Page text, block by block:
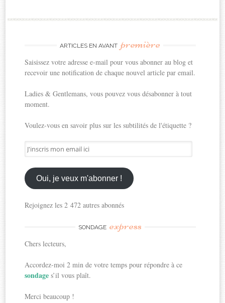
ARTICLES EN AVANT première
Saisissez votre adresse e-mail pour vous abonner au blog et
recevoir une notification de chaque nouvel article par email.
Ladies & Gentlemans, vous pouvez vous désabonner à tout
moment.
Voulez-vous en savoir plus sur les subtilités de l'étiquette ?
J'inscris
mon
email
ici
Oui, je veux m'abonner !
Rejoignez les 2 472 autres abonnés
SONDAGE express
Chers lecteurs,
Accordez-moi 2 min de votre temps pour répondre à ce
sondages’il vous plaît.
Merci beaucoup !